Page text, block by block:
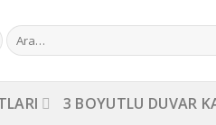
Ara:
3 BOYUTLU DUVAR